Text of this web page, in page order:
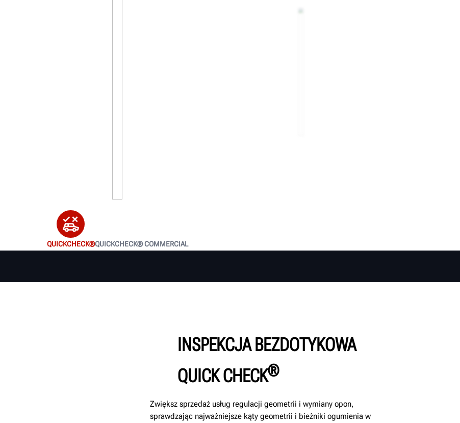
QUICKCHECK®QUICKCHECK® COMMERCIAL
INSPEKCJA BEZDOTYKOWA
QUICK CHECK®
Zwiększ sprzedaż usług regulacji geometrii i wymiany opon,
sprawdzając najważniejsze kąty geometrii i bieżniki ogumienia w